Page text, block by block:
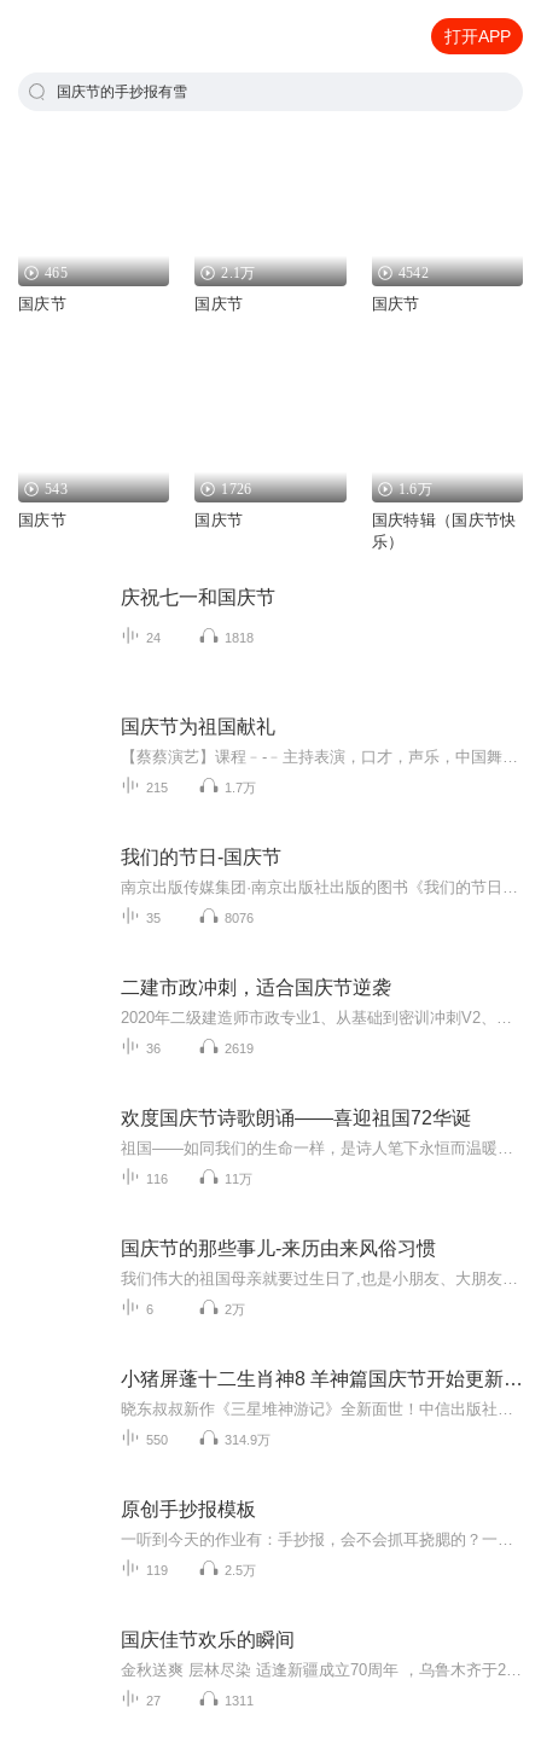
打开APP
国庆节的手抄报有雪
465
国庆节
2.1万
国庆节
4542
国庆节
543
国庆节
1726
国庆节
1.6万
国庆特辑（国庆节快
乐）
庆祝七一和国庆节
24 1818
国庆节为祖国献礼
215 1.7万
我们的节日-国庆节
35 8076
二建市政冲刺，适合国庆节逆袭
36 2619
欢度国庆节诗歌朗诵——喜迎祖国72华诞
116 11万
国庆节的那些事儿-来历由来风俗习惯
6 2万
小猪屏蓬十二生肖神8 羊神篇国庆节开始更新啦！
550 314.9万
原创手抄报模板
119 2.5万
国庆佳节欢乐的瞬间
27 1311